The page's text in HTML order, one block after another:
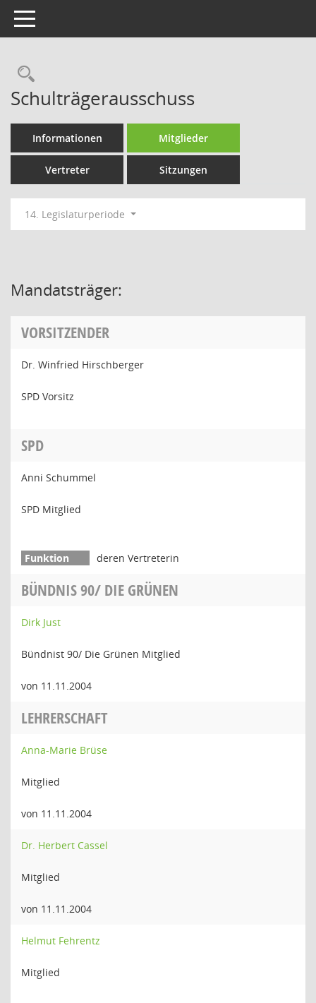
Toggle navigation
Rechercheauswahl
Schulträgerausschuss
Informationen Mitglieder
Vertreter Sitzungen
14. Legislaturperiode
Mandatsträger:
VORSITZENDER
Dr. Winfried Hirschberger
SPD Vorsitz
SPD
Anni Schummel
SPD Mitglied
deren Vertreterin
BÜNDNIS 90/ DIE GRÜNEN
Dirk Just
Bündnist 90/ Die Grünen Mitglied
von 11.11.2004
LEHRERSCHAFT
Anna-Marie Brüse
Mitglied
von 11.11.2004
Dr. Herbert Cassel
Mitglied
von 11.11.2004
Helmut Fehrentz
Mitglied